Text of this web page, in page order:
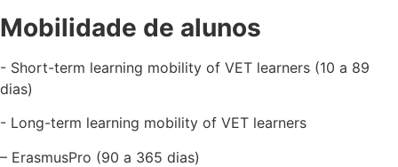
Mobilidade de alunos
- Short-term learning mobility of VET learners (10 a 89
dias)
- Long-term learning mobility of VET learners
– ErasmusPro (90 a 365 dias)